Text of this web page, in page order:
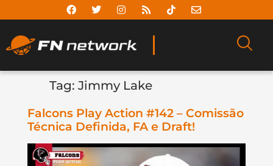
Tag: Jimmy Lake
Falcons Play Action #142 – Comissão
Técnica Definida, FA e Draft!